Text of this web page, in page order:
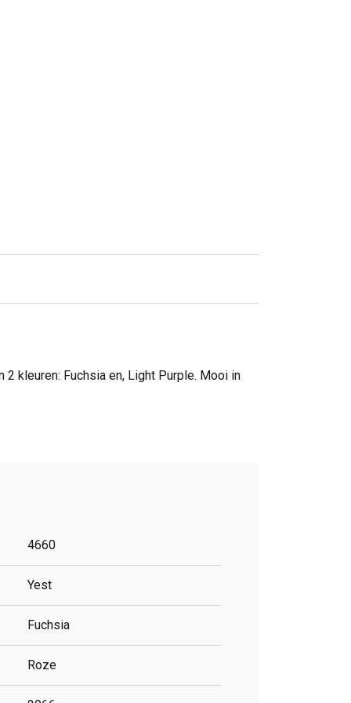
kleuren: Fuchsia en, Light Purple. Mooi in
4660
Yest
Fuchsia
Roze